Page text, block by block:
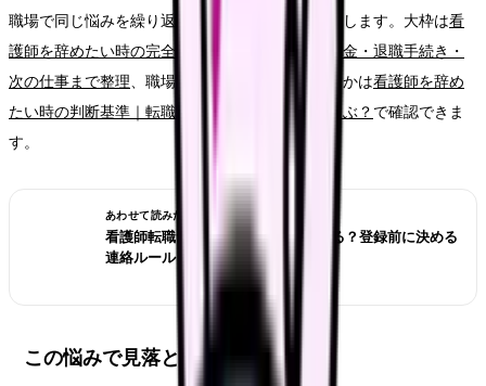
職場で同じ悩みを繰り返さないための条件を整理します。大枠は看
護師を辞めたい時の完全ガイド。限界サイン・お金・退職手続き・
次の仕事まで整理 、職場の問題かキャリアの問題かは看護師を辞め
たい時の判断基準｜転職・休職・異動のどれを選ぶ？ で確認できま
す。
あわせて読みたい
看護師転職サイトは電話なしで使える？登録前に決める
連絡ルール
この悩みで見落としやすいリスク